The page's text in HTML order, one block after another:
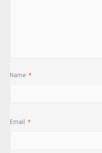
Name *
Email *